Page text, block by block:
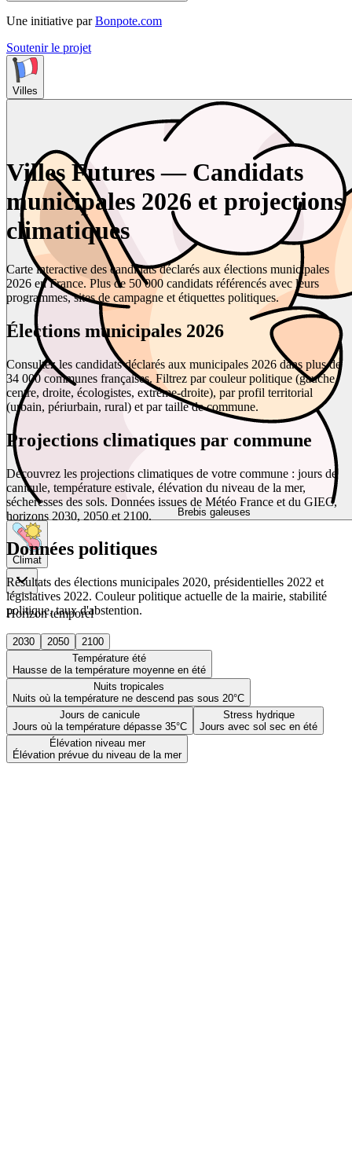
Une initiative par Bonpote.com
Soutenir le projet
Villes
Brebis galeuses
Climat
Horizon temporel
2030 2050
2100
Température été
Hausse de la température moyenne en été
Nuits tropicales
Nuits où la température ne descend pas sous 20°C
Jours de canicule
Jours où la température dépasse 35°C
Stress hydrique
Jours avec sol sec en été
Élévation niveau mer
Élévation prévue du niveau de la mer
Villes Futures — Candidats
municipales 2026 et projections
climatiques
Carte interactive des candidats déclarés aux élections municipales
2026 en France. Plus de 50 000 candidats référencés avec leurs
programmes, sites de campagne et étiquettes politiques.
Élections municipales 2026
Consultez les candidats déclarés aux municipales 2026 dans plus de
34 000 communes françaises. Filtrez par couleur politique (gauche,
centre, droite, écologistes, extrême-droite), par profil territorial
(urbain, périurbain, rural) et par taille de commune.
Projections climatiques par commune
Découvrez les projections climatiques de votre commune : jours de
canicule, température estivale, élévation du niveau de la mer,
sécheresses des sols. Données issues de Météo France et du GIEC,
horizons 2030, 2050 et 2100.
Données politiques
Résultats des élections municipales 2020, présidentielles 2022 et
législatives 2022. Couleur politique actuelle de la mairie, stabilité
politique, taux d'abstention.